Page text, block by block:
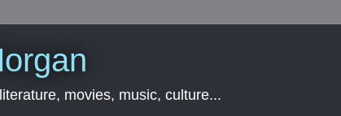
movies, music, culture...